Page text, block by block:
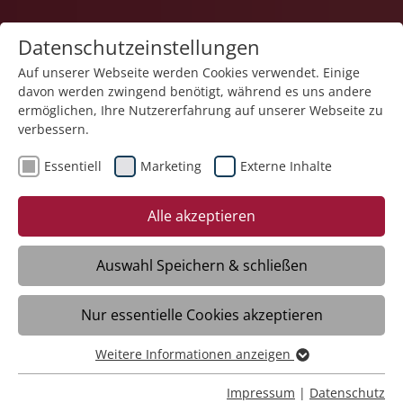
Karriere
10.06.2026
„In der Altenpflege kann ich
etwas für die Menschen
bewirken“
MECKENBEUREN-BROCHENZELL – Georg
Schlegel ist sich seiner Stärken bewusst:
„Ich kann gut mit älteren Menschen
umgehen. Ich glaube, sie mögen mich“,
Datenschutzeinstellungen
Auf unserer Webseite werden Cookies verwendet. Einige
davon werden zwingend benötigt, während es uns andere
ermöglichen, Ihre Nutzererfahrung auf unserer Webseite zu
verbessern.
Essentiell Marketing Externe Inhalte
Alle akzeptieren
Auswahl Speichern & schließen
Nur essentielle Cookies akzeptieren
Essentiell
Essentielle Cookies werden für grundlegende Funktionen
Weitere Informationen anzeigen
Impressum | Datenschutz